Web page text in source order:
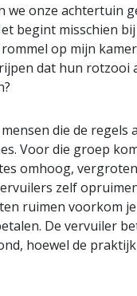
we onze achtertuin
begint misschien
op mijn
dat hun rotzooi
die de regels
Voor die groep
omhoog,
zelf
ruimen voorkom
De vervuiler
hoewel de